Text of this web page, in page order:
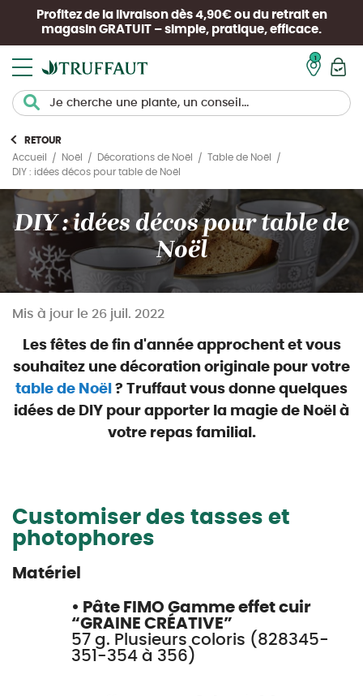
Profitez de la livraison dès 4,90€ ou du retrait en
magasin GRATUIT – simple, pratique, efficace.
RETOUR
Accueil
Noël Décorations de Noël
Table de Noël
DIY : idées décos pour table de Noël
DIY : idées décos pour table de
Noël
Mis à jour le 26 juil. 2022
Les fêtes de fin d'année approchent et vous
souhaitez une décoration originale pour votre
table de Noël ? Truffaut vous donne quelques
idées de DIY pour apporter la magie de Noël à
votre repas familial.
Customiser des tasses et
photophores
Matériel
• Pâte FIMO Gamme effet cuir
“GRAINE CRÉATIVE”
57 g. Plusieurs coloris (828345-
351-354 à 356)